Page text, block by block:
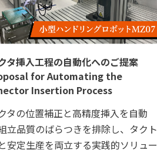
タ挿入工程の自動化へのご提案
for Automating the
Insertion Process
タの位置補正と高精度挿入を自動
立品質のばらつきを排除し、タクト
安定生産を両立する実践的ソリュー